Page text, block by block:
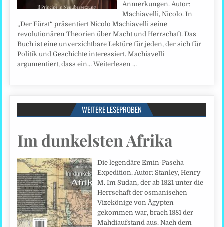
Anmerkungen. Autor:
Machiavelli, Nicolo. In
„Der Fürst“ präsentiert Nicolo Machiavelli seine
revolutionären Theorien über Macht und Herrschaft. Das
Buch ist eine unverzichtbare Lektüre für jeden, der sich für
Politik und Geschichte interessiert. Machiavelli
argumentiert, dass ein…Weiterlesen …
WEITERE LESEPROBEN
Im dunkelsten Afrika
Die legendäre Emin-Pascha
Expedition. Autor: Stanley, Henry
M. Im Sudan, der ab 1821 unter die
Herrschaft der osmanischen
Vizekönige von Ägypten
gekommen war, brach 1881 der
Mahdiaufstand aus. Nach dem